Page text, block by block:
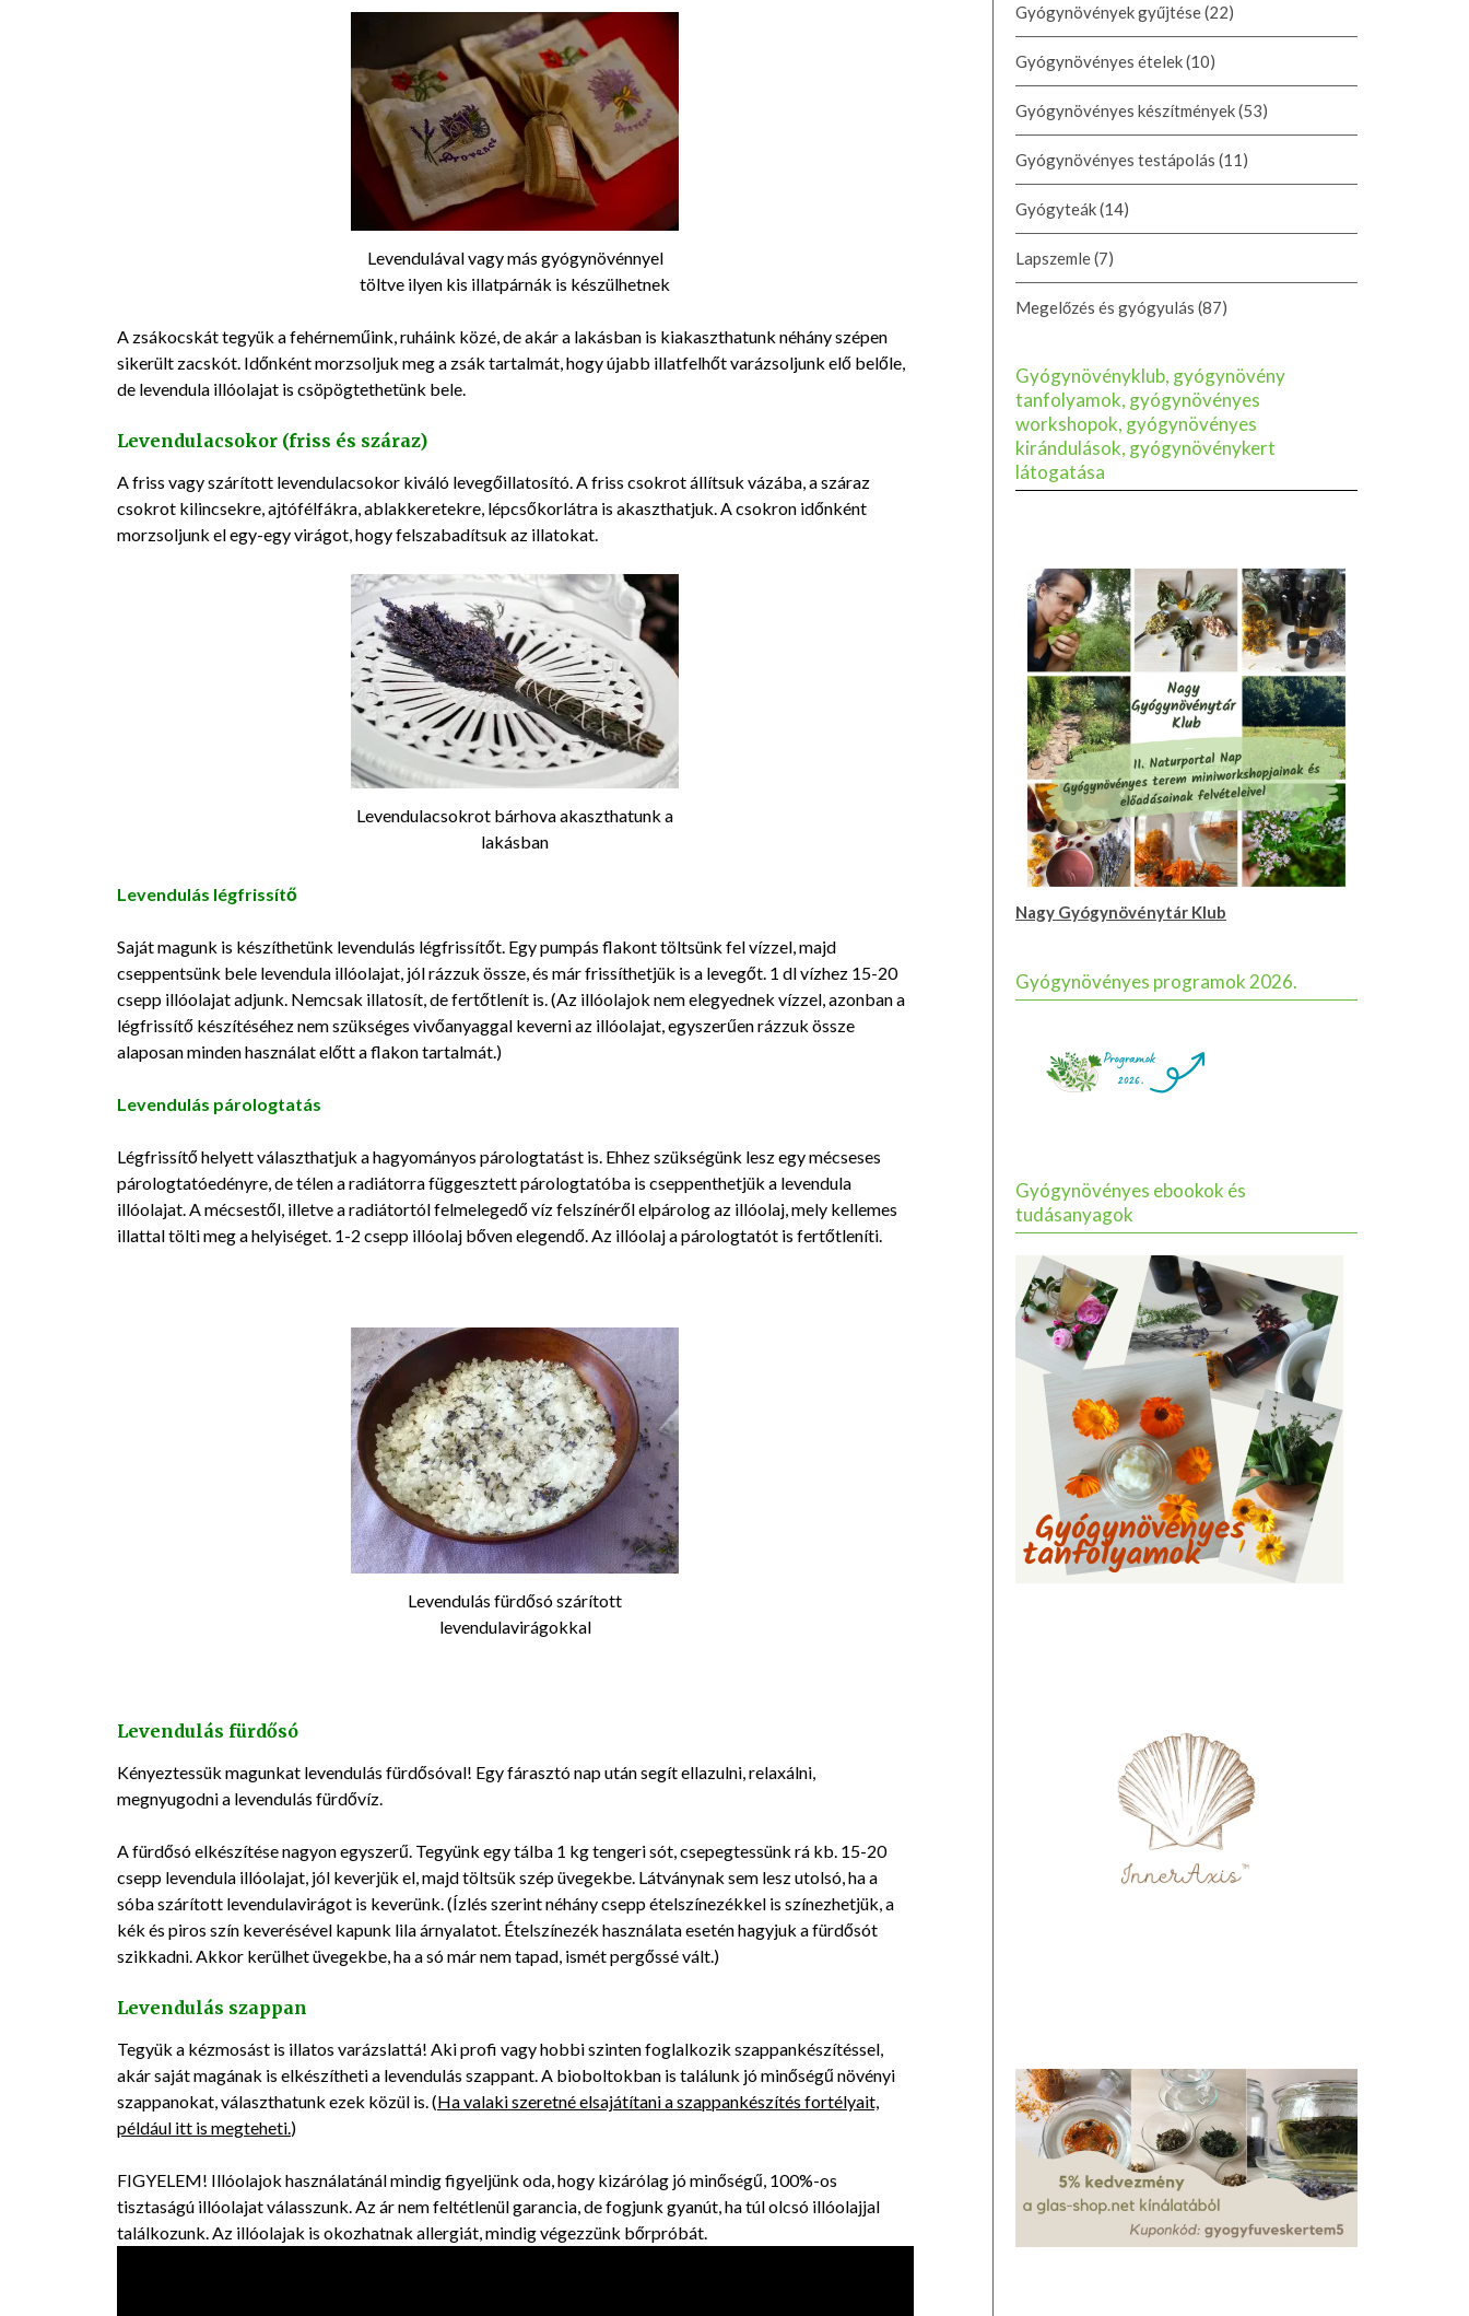
Levendulával vagy más gyógynövénnyel
töltve ilyen kis illatpárnák is készülhetnek
A zsákocskát tegyük a fehérneműink, ruháink közé, de akár a lakásban is kiakaszthatunk néhány szépen
sikerült zacskót. Időnként morzsoljuk meg a zsák tartalmát, hogy újabb illatfelhőt varázsoljunk elő belőle,
de levendula illóolajat is csöpögtethetünk bele.
Levendulacsokor (friss és száraz)
A friss vagy szárított levendulacsokor kiváló levegőillatosító. A friss csokrot állítsuk vázába, a száraz
csokrot kilincsekre, ajtófélfákra, ablakkeretekre, lépcsőkorlátra is akaszthatjuk. A csokron időnként
morzsoljunk el egy-egy virágot, hogy felszabadítsuk az illatokat.
Levendulacsokrot bárhova akaszthatunk a
lakásban
Levendulás légfrissítő
Saját magunk is készíthetünk levendulás légfrissítőt. Egy pumpás flakont töltsünk fel vízzel, majd
cseppentsünk bele levendula illóolajat, jól rázzuk össze, és már frissíthetjük is a levegőt. 1 dl vízhez 15-20
csepp illóolajat adjunk. Nemcsak illatosít, de fertőtlenít is. (Az illóolajok nem elegyednek vízzel, azonban a
légfrissítő készítéséhez nem szükséges vivőanyaggal keverni az illóolajat, egyszerűen rázzuk össze
alaposan minden használat előtt a flakon tartalmát.)
Levendulás párologtatás
Légfrissítő helyett választhatjuk a hagyományos párologtatást is. Ehhez szükségünk lesz egy mécseses
párologtatóedényre, de télen a radiátorra függesztett párologtatóba is cseppenthetjük a levendula
illóolajat. A mécsestől, illetve a radiátortól felmelegedő víz felszínéről elpárolog az illóolaj, mely kellemes
illattal tölti meg a helyiséget. 1-2 csepp illóolaj bőven elegendő. Az illóolaj a párologtatót is fertőtleníti.
Levendulás fürdősó szárított
levendulavirágokkal
Levendulás fürdősó
Kényeztessük magunkat levendulás fürdősóval! Egy fárasztó nap után segít ellazulni, relaxálni,
megnyugodni a levendulás fürdővíz.
A fürdősó elkészítése nagyon egyszerű. Tegyünk egy tálba 1 kg tengeri sót, csepegtessünk rá kb. 15-20
csepp levendula illóolajat, jól keverjük el, majd töltsük szép üvegekbe. Látványnak sem lesz utolsó, ha a
sóba szárított levendulavirágot is keverünk. (Ízlés szerint néhány csepp ételszínezékkel is színezhetjük, a
kék és piros szín keverésével kapunk lila árnyalatot. Ételszínezék használata esetén hagyjuk a fürdősót
szikkadni. Akkor kerülhet üvegekbe, ha a só már nem tapad, ismét pergőssé vált.)
Levendulás szappan
Tegyük a kézmosást is illatos varázslattá! Aki profi vagy hobbi szinten foglalkozik szappankészítéssel,
akár saját magának is elkészítheti a levendulás szappant. A bioboltokban is találunk jó minőségű növényi
szappanokat, választhatunk ezek közül is. (Ha valaki szeretné elsajátítani a szappankészítés fortélyait,
például itt is megteheti.)
FIGYELEM! Illóolajok használatánál mindig figyeljünk oda, hogy kizárólag jó minőségű, 100%-os
tisztaságú illóolajat válasszunk. Az ár nem feltétlenül garancia, de fogjunk gyanút, ha túl olcsó illóolajjal
találkozunk. Az illóolajak is okozhatnak allergiát, mindig végezzünk bőrpróbát.
Gyógynövények gyűjtése(22)
Gyógynövényes ételek(10)
Gyógynövényes készítmények(53)
Gyógynövényes testápolás (11)
Gyógyteák(14)
Lapszemle(7)
Megelőzés és gyógyulás (87)
Gyógynövényklub, gyógynövény
tanfolyamok, gyógynövényes
workshopok, gyógynövényes
kirándulások, gyógynövénykert
látogatása
Nagy Gyógynövénytár Klub
Gyógynövényes programok 2026.
Gyógynövényes ebookok és
tudásanyagok